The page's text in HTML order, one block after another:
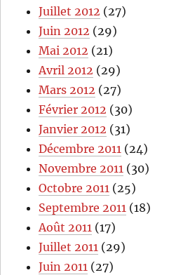
Juillet 2012 (27)
Juin 2012 (29)
Mai 2012 (21)
Avril 2012 (29)
Mars 2012 (27)
Février 2012 (30)
Janvier 2012 (31)
Décembre 2011 (24)
Novembre 2011 (30)
Octobre 2011 (25)
Septembre 2011 (18)
Août 2011 (17)
Juillet 2011 (29)
Juin 2011 (27)